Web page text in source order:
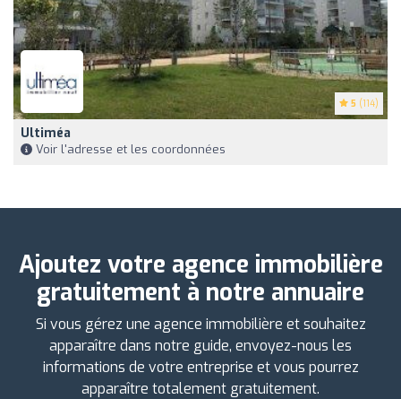
5 (114)
Ultiméa
Voir l'adresse et les coordonnées
Ajoutez votre agence immobilière
gratuitement à notre annuaire
Si vous gérez une agence immobilière et souhaitez
apparaître dans notre guide, envoyez-nous les
informations de votre entreprise et vous pourrez
apparaître totalement gratuitement.